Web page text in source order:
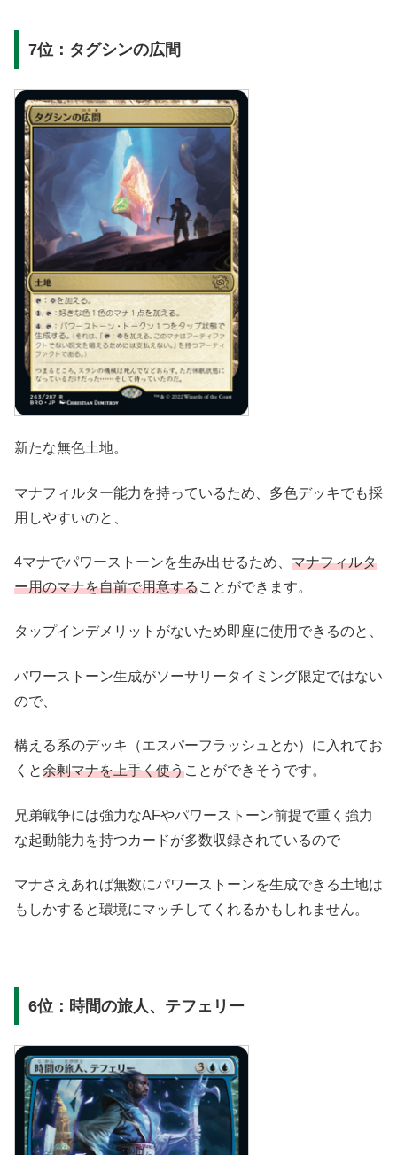
7位：タグシンの広間
新たな無色土地。
マナフィルター能力を持っているため、多色デッキでも採
用しやすいのと、
4マナでパワーストーンを生み出せるため、 マナフィルタ
ー用のマナを自前で用意することができます。
タップインデメリットがないため即座に使用できるのと、
パワーストーン生成がソーサリータイミング限定ではない
ので、
構える系のデッキ（エスパーフラッシュとか）に入れてお
くと余剰マナを上手く使うことができそうです。
兄弟戦争には強力なAFやパワーストーン前提で重く強力
な起動能力を持つカードが多数収録されているので
マナさえあれば無数にパワーストーンを生成できる土地は
もしかすると環境にマッチしてくれるかもしれません。
6位：時間の旅人、テフェリー